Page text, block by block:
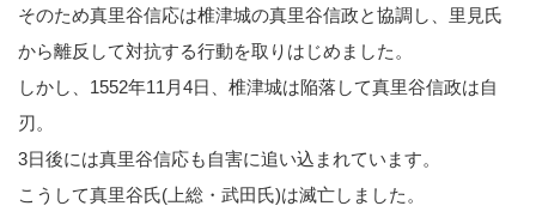
そのため真里谷信応は椎津城の真里谷信政と協調し、里見氏
から離反して対抗する行動を取りはじめました。
しかし、1552年11月4日、椎津城は陥落して真里谷信政は自
刃。
3日後には真里谷信応も自害に追い込まれています。
こうして真里谷氏(上総・武田氏)は滅亡しました。